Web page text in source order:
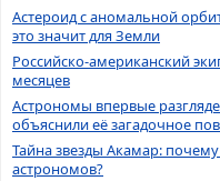
Астероид с аномальной
это значит для Земли
Российско-американский
месяцев
Астрономы впервые
объяснили её загадочное
Тайна звезды Акамар:
астрономов?